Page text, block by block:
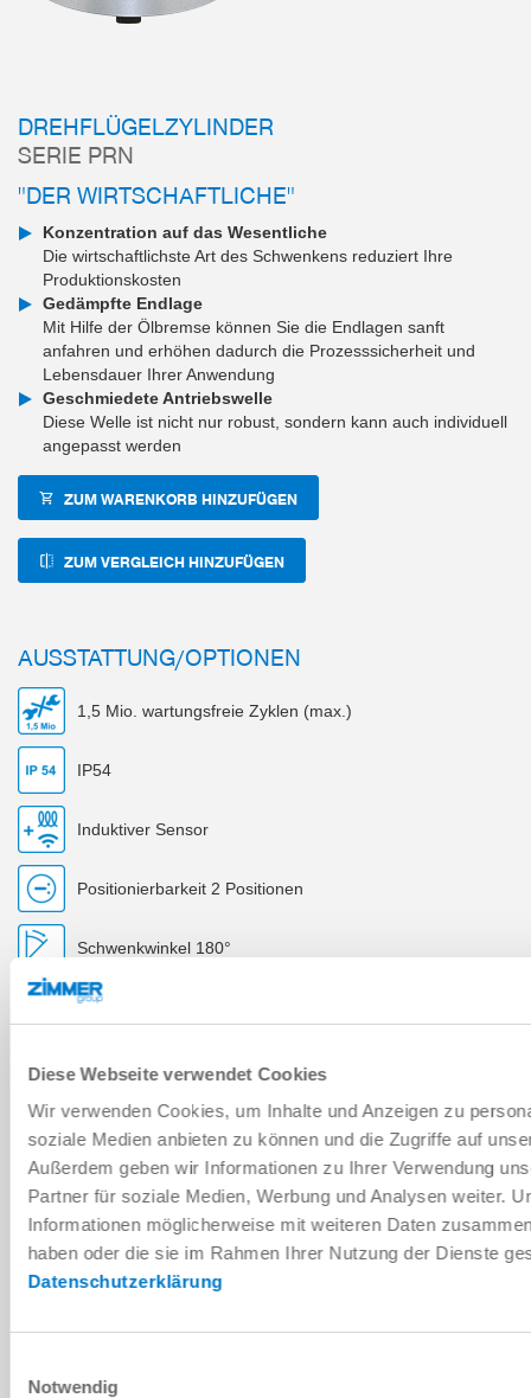
Diese Webseite verwendet Cookies
Wir verwenden Cookies, um Inhalte und Anzeigen zu
soziale Medien anbieten zu können und die Zugriffe auf
Außerdem geben wir Informationen zu Ihrer Verwendung
Partner für soziale Medien, Werbung und Analysen weiter.
Informationen möglicherweise mit weiteren Daten
haben oder die sie im Rahmen Ihrer Nutzung der Dienste
Datenschutzerklärung
Notwendig
DREHFLÜGELZYLINDER
SERIE PRN
"DER WIRTSCHAFTLICHE"
Konzentration auf das Wesentliche
Die wirtschaftlichste Art des Schwenkens reduziert Ihre
Produktionskosten
Gedämpfte Endlage
Mit Hilfe der Ölbremse können Sie die Endlagen sanft
anfahren und erhöhen dadurch die Prozesssicherheit und
Lebensdauer Ihrer Anwendung
Geschmiedete Antriebswelle
Diese Welle ist nicht nur robust, sondern kann auch individuell
angepasst werden
ZUM WARENKORB HINZUFÜGEN
ZUM VERGLEICH HINZUFÜGEN
AUSSTATTUNG/OPTIONEN
1,5 Mio. wartungsfreie Zyklen (max.)
IP54
Induktiver Sensor
Positionierbarkeit 2 Positionen
Schwenkwinkel 180°
Positionierbarkeit 2 Positionen
Technische Daten
Zubehör
Individualisierungen